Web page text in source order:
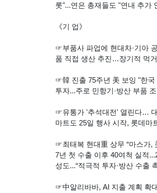
롯"...연은 총재들도 "연내 추가
《기 업》
☞부품사 파업에 현대차·기아
품 직접 생산 추진…장기적 먹
☞韓 진출 75주년 美 보잉 "한국
투자...주로 민항기·방산 부품
☞유통가 '추석대전' 열린다… 대
마트도 25일 행사 시작, 롯데마
☞최태복 현대重 상무 “마스가,
7년 첫 수출 이후 40여척 실적
성도...“적극적 투자·방산 수출
☞中알리바바, AI 지출 계획 확